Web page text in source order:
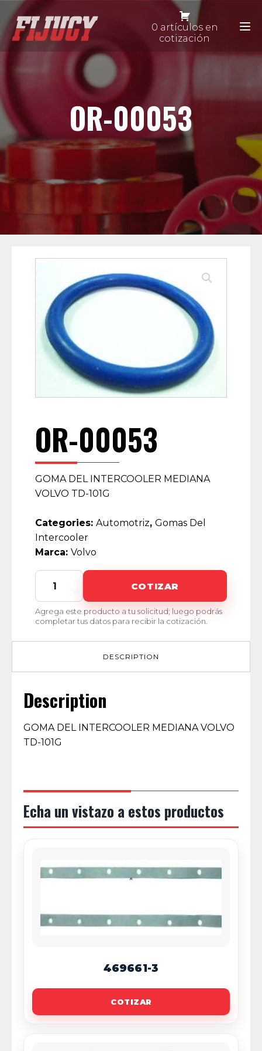
0 artículos en
cotización
OR-00053
OR-00053
GOMA DEL INTERCOOLER MEDIANA
VOLVO TD-101G
Categories: Automotriz, Gomas Del
Intercooler
Marca: Volvo
00053
quantity
COTIZAR
Agrega este producto a tu solicitud; luego podrás
completar tus datos para recibir la cotización.
DESCRIPTION
Description
GOMA DEL INTERCOOLER MEDIANA VOLVO
TD-101G
Echa un vistazo a estos productos
469661-3
COTIZAR